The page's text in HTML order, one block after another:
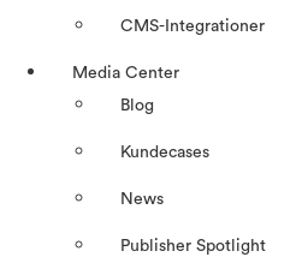
CMS-Integrationer
Media Center
Blog
Kundecases
News
Publisher Spotlight